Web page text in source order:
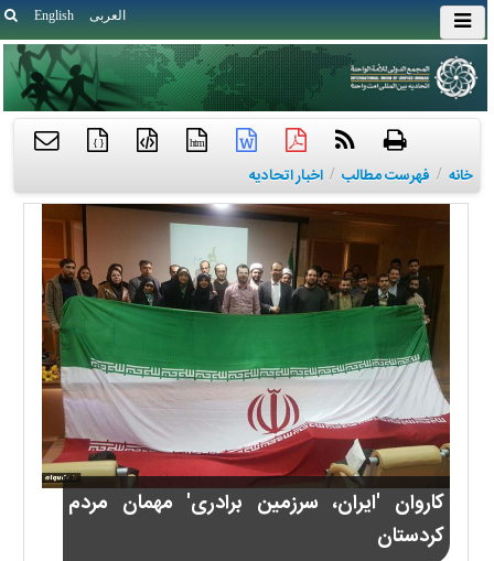
English العربی
htm
{ }
خانه / فهرست مطالب / اخبار اتحادیه
کاروان 'ایران، سرزمین برادری' مهمان مردم
کردستان